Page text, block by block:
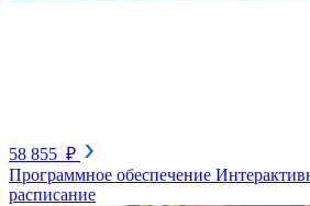
58 855 ₽
Программное обеспечение
расписание